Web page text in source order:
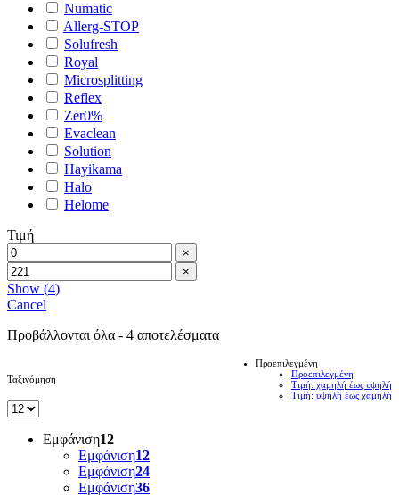
Numatic
Allerg-STOP
Solufresh
Royal
Microsplitting
Reflex
Zer0%
Evaclean
Solution
Hayikama
Halo
Helome
Τιμή
×
×
Show (4)
Cancel
Προβάλλονται όλα - 4 αποτελέσματα
Ταξινόμηση
Προεπιλεγμένη
Προεπιλεγμένη
Τιμή: χαμηλή έως υψηλή
Τιμή: υψηλή έως χαμηλή
Εμφάνιση12
Εμφάνιση12
Εμφάνιση24
Εμφάνιση36